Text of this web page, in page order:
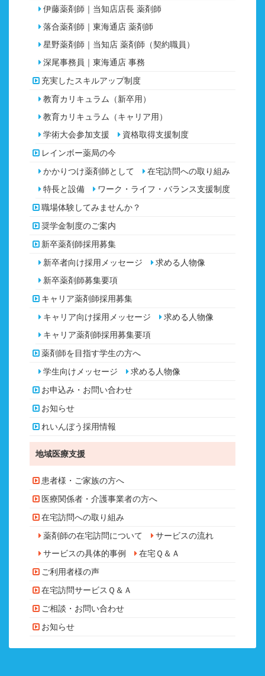
伊藤薬剤師｜当知店店長 薬剤師
落合薬剤師｜東海通店 薬剤師
星野薬剤師｜当知店 薬剤師（契約職員）
深尾事務員｜東海通店 事務
充実したスキルアップ制度
教育カリキュラム（新卒用）
教育カリキュラム（キャリア用）
学術大会参加支援
資格取得支援制度
レインボー薬局の今
かかりつけ薬剤師として
在宅訪問への取り組み
特長と設備
ワーク・ライフ・バランス支援制度
職場体験してみませんか？
奨学金制度のご案内
新卒薬剤師採用募集
新卒者向け採用メッセージ
求める人物像
新卒薬剤師募集要項
キャリア薬剤師採用募集
キャリア向け採用メッセージ
求める人物像
キャリア薬剤師採用募集要項
薬剤師を目指す学生の方へ
学生向けメッセージ
求める人物像
お申込み・お問い合わせ
お知らせ
れいんぼう採用情報
地域医療支援
患者様・ご家族の方へ
医療関係者・介護事業者の方へ
在宅訪問への取り組み
薬剤師の在宅訪問について
サービスの流れ
サービスの具体的事例
在宅Ｑ＆Ａ
ご利用者様の声
在宅訪問サービスＱ＆Ａ
ご相談・お問い合わせ
お知らせ